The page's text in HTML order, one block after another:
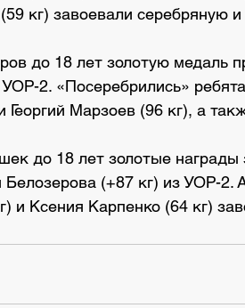
кг) завоевали серебряную
до 18 лет золотую медаль
УОР-2. «Посеребрились»
Георгий Марзоев (96 кг), а
до 18 лет золотые награды
(+87 кг) из УОР-2.
и Ксения Карпенко (64 кг)